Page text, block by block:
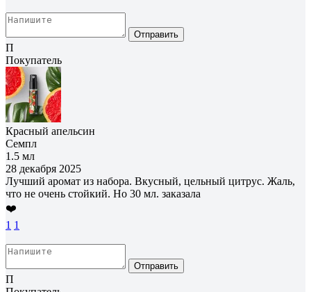
Отправить
П
Покупатель
Красный апельсин
Семпл
1.5 мл
28 декабря 2025
Лучший аромат из набора. Вкусный, цельный цитрус. Жаль,
что не очень стойкий. Но 30 мл. заказала
❤️
1 1
Отправить
П